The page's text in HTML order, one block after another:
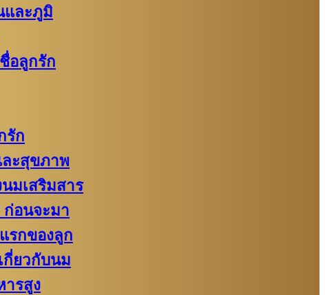
และภูมิ
อลูกรัก
รัก
ะสุขภาพ
นมเสริมสาร
ก่อนจะมา
รกของลูก
กี่ยวกับนม
ารสูง